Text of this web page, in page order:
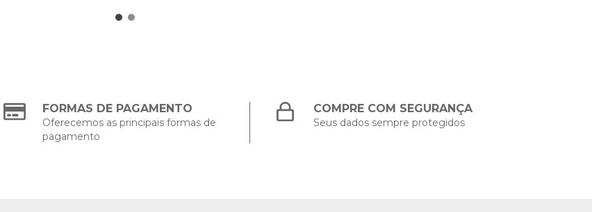
FORMAS DE PAGAMENTO
Oferecemos as principais formas de
pagamento
COMPRE COM SEGURANÇA
Seus dados sempre protegidos